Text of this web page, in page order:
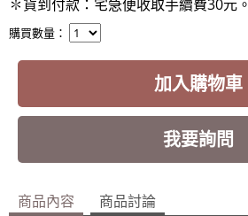
✽貨到付款：宅急便收取手續費30元 。
購買數量：
加入購物車
我要詢問
商品內容 商品討論